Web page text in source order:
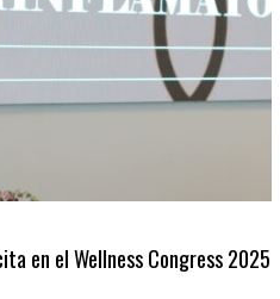
en el Wellness Congress 2025